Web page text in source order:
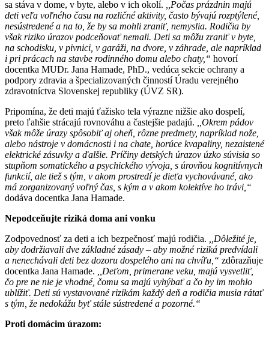
sa stáva v dome, v byte, alebo v ich okolí.
,,Počas prázdnin majú
deti veľa voľného času na rozličné aktivity, často bývajú rozptýlené,
nesústredené a na to, že by sa mohli zraniť, nemyslia. Rodičia by
však riziko úrazov podceňovať nemali. Deti sa môžu zraniť v byte,
na schodisku, v pivnici, v garáži, na dvore, v záhrade, ale napríklad
i pri prácach na stavbe rodinného domu alebo chaty,“ hovorí
docentka MUDr. Jana Hamade, PhD., vedúca sekcie ochrany a
podpory zdravia a špecializovaných činností Úradu verejného
zdravotníctva Slovenskej republiky (ÚVZ SR).
Pripomína, že deti majú ťažisko tela výrazne nižšie ako dospelí,
preto ľahšie strácajú rovnováhu a častejšie padajú.
,,Okrem pádov
však môže úrazy spôsobiť aj oheň, rôzne predmety, napríklad nože,
alebo nástroje v domácnosti i na chate, horúce kvapaliny, nezaistené
elektrické zásuvky a ďalšie. Príčiny detských úrazov úzko súvisia so
stupňom somatického a psychického vývoja, s úrovňou kognitívnych
funkcií, ale tiež s tým, v akom prostredí je dieťa vychovávané, ako
má zorganizovaný voľný čas, s kým a v akom kolektíve ho trávi,“
dodáva docentka Jana Hamade.
Nepodceňujte riziká doma ani vonku
Zodpovednosť za deti a ich bezpečnosť majú rodičia.
,,Dôležité je,
aby dodržiavali dve základné zásady – aby možné riziká predvídali
a nenechávali deti bez dozoru dospelého ani na chvíľu,“ zdôrazňuje
docentka Jana Hamade.
,,Deťom, primerane veku, majú vysvetliť,
čo pre ne nie je vhodné, čomu sa majú vyhýbať a čo by im mohlo
ublížiť. Deti sú vystavované rizikám každý deň a rodičia musia rátať
s tým, že nedokážu byť stále sústredené a pozorné.“
Proti domácim úrazom: